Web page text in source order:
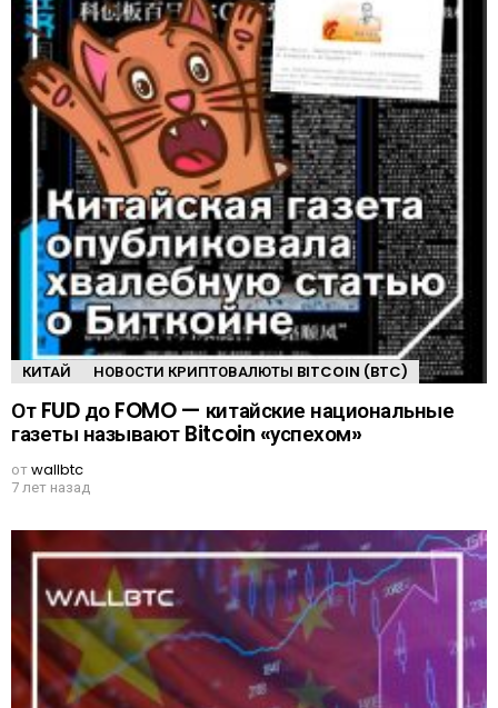
КИТАЙ НОВОСТИ КРИПТОВАЛЮТЫ BITCOIN (BTC)
От FUD до FOMO — китайские национальные
газеты называют Bitcoin «успехом»
отwallbtc
7 лет назад